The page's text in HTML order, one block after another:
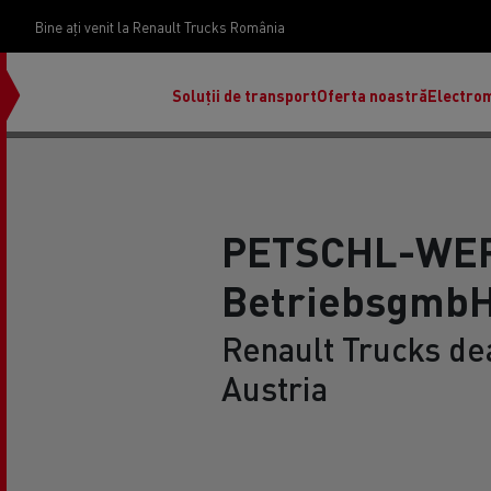
Bine ați venit la Renault Trucks România
Soluții de transportOferta noastră
PETSCHL-
Renault Trucks
Austria